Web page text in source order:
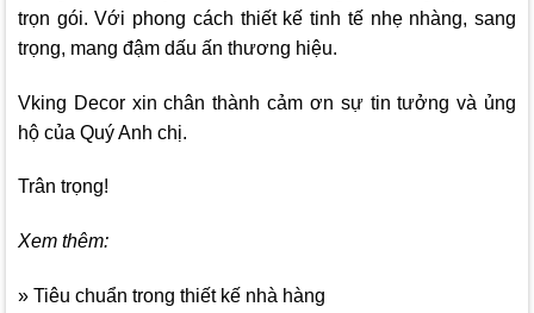
trọn gói. Với phong cách thiết kế tinh tế nhẹ nhàng, sang
trọng, mang đậm dấu ấn thương hiệu.
Vking Decorxin chân thành cảm ơn sự tin tưởng và ủng
hộ của Quý Anh chị.
Trân trọng!
Xem thêm:
» Tiêu chuẩn trong thiết kế nhà hàng